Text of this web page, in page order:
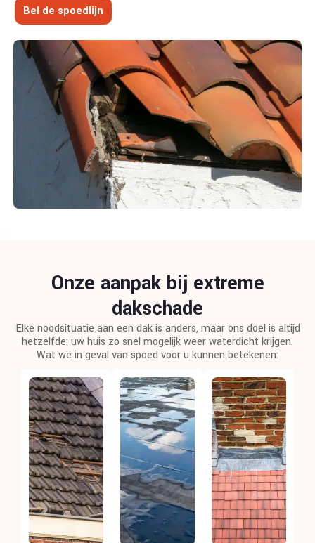
Bel de spoedlijn
Onze aanpak bij extreme
dakschade
Elke noodsituatie aan een dak is anders, maar ons doel is altijd
hetzelfde: uw huis zo snel mogelijk weer waterdicht krijgen.
Wat we in geval van spoed voor u kunnen betekenen: